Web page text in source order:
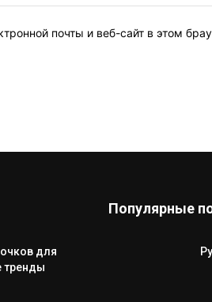
почты и веб-сайт в этом
для
тренды
Популярные